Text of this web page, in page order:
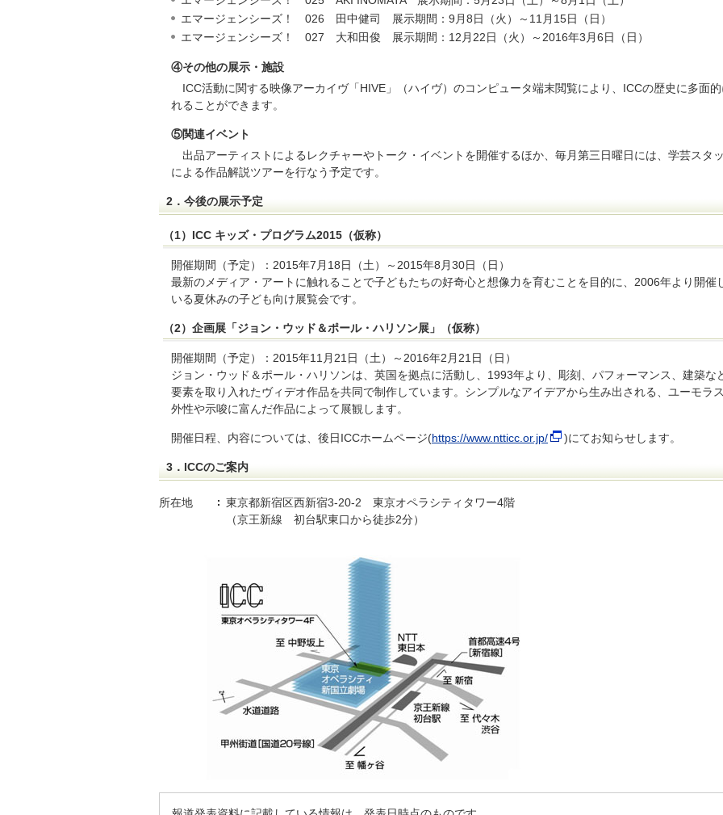
エマージェンシーズ！ 026 田中健司 展示期間：9月8日（火）～11月15日（日）
エマージェンシーズ！ 027 大和田俊 展示期間：12月22日（火）～2016年3月6日（日）
④その他の展示・施設
ICC活動に関する映像アーカイヴ「HIVE」（ハイヴ）のコンピュータ端末閲覧により、ICCの歴史に多面
れることができます。
⑤関連イベント
出品アーティストによるレクチャーやトーク・イベントを開催するほか、毎月第三日曜日には、学芸スタ
による作品解説ツアーを行なう予定です。
2．今後の展示予定
（1）ICC キッズ・プログラム2015（仮称）
開催期間（予定）：2015年7月18日（土）～2015年8月30日（日）
最新のメディア・アートに触れることで子どもたちの好奇心と想像力を育むことを目的に、2006年より開催
いる夏休みの子ども向け展覧会です。
（2）企画展「ジョン・ウッド＆ポール・ハリソン展」（仮称）
開催期間（予定）：2015年11月21日（土）～2016年2月21日（日）
ジョン・ウッド＆ポール・ハリソンは、英国を拠点に活動し、1993年より、彫刻、パフォーマンス、建築な
要素を取り入れたヴィデオ作品を共同で制作しています。シンプルなアイデアから生み出される、ユーモラ
外性や示唆に富んだ作品によって展観します。
開催日程、内容については、後日ICCホームページ(https://www.ntticc.or.jp/ )にてお知らせします。
3．ICCのご案内
所在地
東京都新宿区西新宿3-20-2 東京オペラシティタワー4階
（京王新線 初台駅東口から徒歩2分）